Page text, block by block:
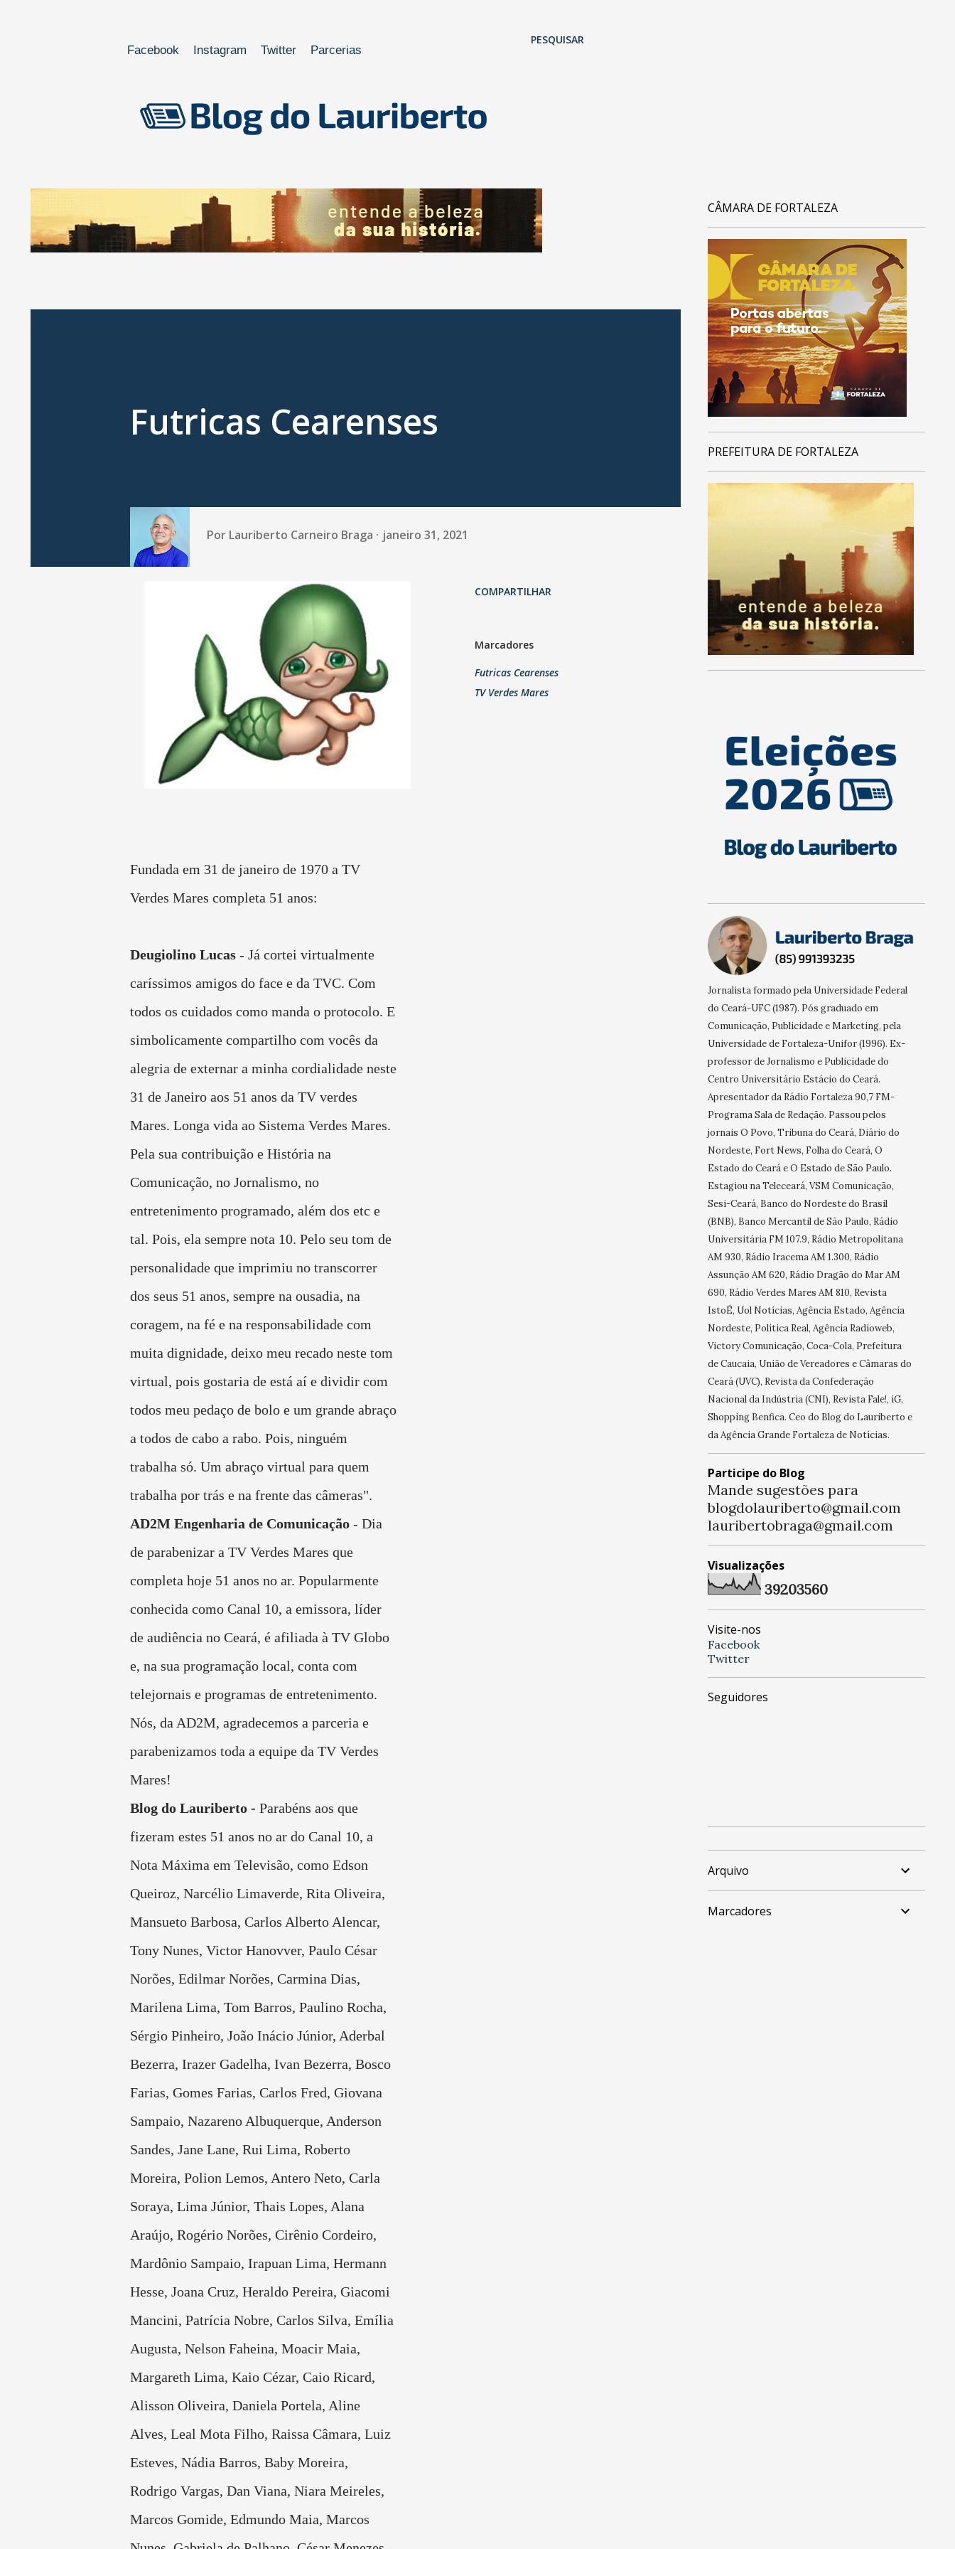
Facebook Instagram Twitter Parcerias
PESQUISAR
Futricas Cearenses
Por Lauriberto Carneiro Braga janeiro 31, 2021
Fundada em 31 de janeiro de 1970 a TV
Verdes Mares completa 51 anos:
Deugiolino Lucas- Já cortei virtualmente
caríssimos amigos do face e da TVC. Com
todos os cuidados como manda o protocolo. E
simbolicamente compartilho com vocês da
alegria de externar a minha cordialidade neste
31 de Janeiro aos 51 anos da TV verdes
Mares. Longa vida ao Sistema Verdes Mares.
Pela sua contribuição e História na
Comunicação, no Jornalismo, no
entretenimento programado, além dos etc e
tal. Pois, ela sempre nota 10. Pelo seu tom de
personalidade que imprimiu no transcorrer
dos seus 51 anos, sempre na ousadia, na
coragem, na fé e na responsabilidade com
muita dignidade, deixo meu recado neste tom
virtual, pois gostaria de está aí e dividir com
todos meu pedaço de bolo e um grande abraço
a todos de cabo a rabo. Pois, ninguém
trabalha só. Um abraço virtual para quem
trabalha por trás e na frente das câmeras".
AD2M Engenharia de Comunicação- Dia
de parabenizar a TV Verdes Mares que
completa hoje 51 anos no ar. Popularmente
conhecida como Canal 10, a emissora, líder
de audiência no Ceará, é afiliada à TV Globo
e, na sua programação local, conta com
telejornais e programas de entretenimento.
Nós, da AD2M, agradecemos a parceria e
parabenizamos toda a equipe da TV Verdes
Mares!
Blog do Lauriberto - Parabéns aos que
fizeram estes 51 anos no ar do Canal 10, a
Nota Máxima em Televisão, como Edson
Queiroz, Narcélio Limaverde, Rita Oliveira,
Mansueto Barbosa, Carlos Alberto Alencar,
Tony Nunes, Victor Hanovver, Paulo César
Norões, Edilmar Norões, Carmina Dias,
Marilena Lima, Tom Barros, Paulino Rocha,
Sérgio Pinheiro, João Inácio Júnior, Aderbal
Bezerra, Irazer Gadelha, Ivan Bezerra, Bosco
Farias, Gomes Farias, Carlos Fred, Giovana
Sampaio, Nazareno Albuquerque, Anderson
Sandes, Jane Lane, Rui Lima, Roberto
Moreira, Polion Lemos, Antero Neto, Carla
Soraya, Lima Júnior, Thais Lopes, Alana
Araújo, Rogério Norões, Cirênio Cordeiro,
Mardônio Sampaio, Irapuan Lima, Hermann
Hesse, Joana Cruz, Heraldo Pereira, Giacomi
Mancini, Patrícia Nobre, Carlos Silva, Emília
Augusta, Nelson Faheina, Moacir Maia,
Margareth Lima, Kaio Cézar, Caio Ricard,
Alisson Oliveira, Daniela Portela, Aline
Alves, Leal Mota Filho, Raissa Câmara, Luiz
Esteves, Nádia Barros, Baby Moreira,
Rodrigo Vargas, Dan Viana, Niara Meireles,
Marcos Gomide, Edmundo Maia, Marcos
COMPARTILHAR
Marcadores
Futricas Cearenses
TV Verdes Mares
CÂMARA DE FORTALEZA
PREFEITURA DE FORTALEZA
Jornalista formado pela Universidade Federal
do Ceará-UFC (1987). Pós graduado em
Comunicação, Publicidade e Marketing, pela
Universidade de Fortaleza-Unifor (1996). Ex-
professor de Jornalismo e Publicidade do
Centro Universitário Estácio do Ceará.
Apresentador da Rádio Fortaleza 90,7 FM-
Programa Sala de Redação. Passou pelos
jornais O Povo, Tribuna do Ceará, Diário do
Nordeste, Fort News, Folha do Ceará, O
Estado do Ceará e O Estado de São Paulo.
Estagiou na Teleceará, VSM Comunicação,
Sesi-Ceará, Banco do Nordeste do Brasil
(BNB), Banco Mercantil de São Paulo, Rádio
Universitária FM 107.9, Rádio Metropolitana
AM 930, Rádio Iracema AM 1.300, Rádio
Assunção AM 620, Rádio Dragão do Mar AM
690, Rádio Verdes Mares AM 810, Revista
IstoÉ, Uol Notícias, Agência Estado, Agência
Nordeste, Política Real, Agência Radioweb,
Victory Comunicação, Coca-Cola, Prefeitura
de Caucaia, União de Vereadores e Câmaras do
Ceará (UVC), Revista da Confederação
Nacional da Indústria (CNI), Revista Fale!, iG,
Shopping Benfica. Ceo do Blog do Lauriberto e
da Agência Grande Fortaleza de Notícias.
Participe do Blog
Mande sugestões para
blogdolauriberto@gmail.com
lauribertobraga@gmail.com
Visualizações
39203560
Visite-nos
Facebook
Twitter
Seguidores
Arquivo
Marcadores